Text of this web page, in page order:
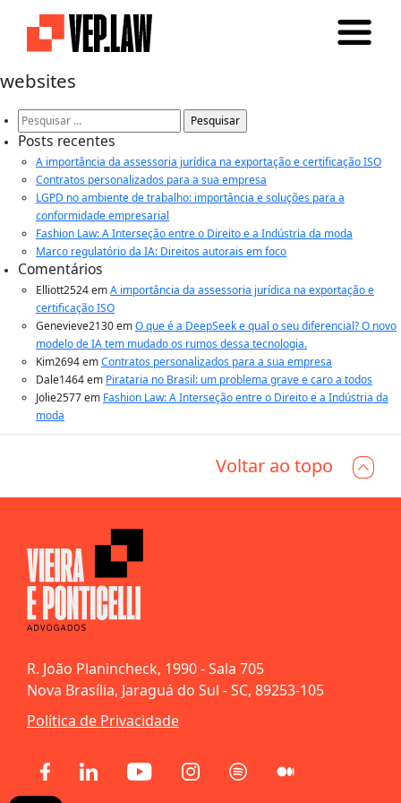
websites
Pesquisar
por:
Posts recentes
A importância da assessoria jurídica na exportação e certificação ISO
Contratos personalizados para a sua empresa
LGPD no ambiente de trabalho: importância e soluções para a
conformidade empresarial
Fashion Law: A Interseção entre o Direito e a Indústria da moda
Marco regulatório da IA: Direitos autorais em foco
Comentários
Elliott2524emA importância da assessoria jurídica na exportação e
certificação ISO
Genevieve2130emO que é a DeepSeek e qual o seu diferencial? O novo
modelo de IA tem mudado os rumos dessa tecnologia.
Kim2694emContratos personalizados para a sua empresa
Dale1464em Pirataria no Brasil: um problema grave e caro a todos
Jolie2577em Fashion Law: A Interseção entre o Direito e a Indústria da
moda
Voltar ao topo
R. João Planincheck, 1990 - Sala 705
Nova Brasília, Jaraguá do Sul - SC, 89253-105
Política de Privacidade